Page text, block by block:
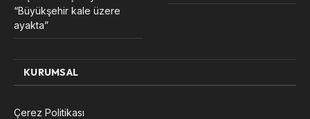
“Büyükşehir kale üzere
ayakta”
KURUMSAL
Çerez Politikası